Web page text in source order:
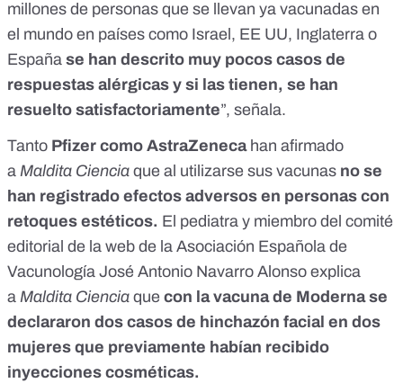
millones de personas que se llevan ya vacunadas en
el mundo en países como Israel, EE UU, Inglaterra o
España se han descrito muy pocos casos de
respuestas alérgicas y si las tienen, se han
resuelto satisfactoriamente”, señala.
Tanto Pfizer como AstraZeneca han afirmado
a Maldita Ciencia que al utilizarse sus vacunas no se
han registrado efectos adversos en personas con
retoques estéticos. El pediatra y miembro del comité
editorial de la web de la Asociación Española de
Vacunología José Antonio Navarro Alonso explica
a Maldita Ciencia que con la vacuna de Modernase
declararon dos casos de hinchazón facial en dos
mujeres que previamente habían recibido
inyecciones cosméticas.